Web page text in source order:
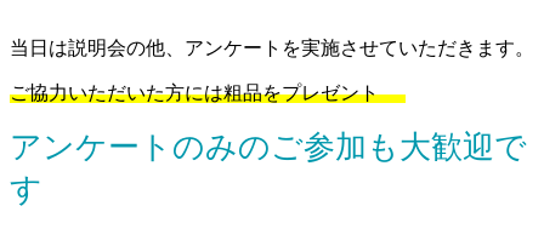
当日は説明会の他、アンケートを実施させていただきます。
ご協力いただいた方には粗品をプレゼント
アンケートのみのご参加も大歓迎で
す